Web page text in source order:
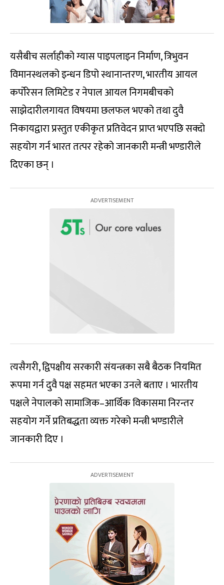
यसैबीच सर्लाहीको ग्यास पाइपलाइन निर्माण, त्रिभुवन
विमानस्थलको इन्धन डिपो स्थानान्तरण, भारतीय आयल
कर्पोरेसन लिमिटेड र नेपाल आयल निगमबीचको
साझेदारीलगायत विषयमा छलफल भएको तथा दुवै
निकायद्वारा प्रस्तुत एकीकृत प्रतिवेदन प्राप्त भएपछि सक्दो
सहयोग गर्न भारत तत्पर रहेको जानकारी मन्त्री भण्डारीले
दिएका छन् ।
त्यसैगरी, द्विपक्षीय सरकारी संयन्त्रका सबै बैठक नियमित
रूपमा गर्न दुवै पक्ष सहमत भएका उनले बताए । भारतीय
पक्षले नेपालको सामाजिक–आर्थिक विकासमा निरन्तर
सहयोग गर्ने प्रतिबद्धता व्यक्त गरेको मन्त्री भण्डारीले
जानकारी दिए ।